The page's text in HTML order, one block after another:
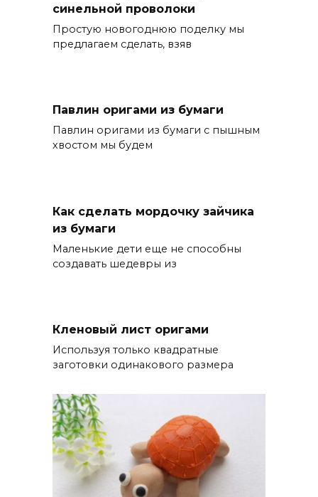
синельной проволоки
Простую новогоднюю поделку мы
предлагаем сделать, взяв
Павлин оригами из бумаги
Павлин оригами из бумаги с пышным
хвостом мы будем
Как сделать мордочку зайчика
из бумаги
Маленькие дети еще не способны
создавать шедевры из
Кленовый лист оригами
Используя только квадратные
заготовки одинакового размера